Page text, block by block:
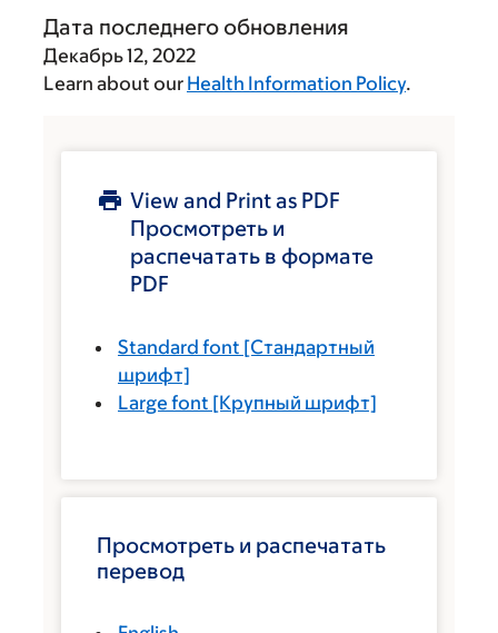
Дата последнего обновления
Декабрь 12, 2022
Learn about our Health Information Policy.
View and Print as PDF
Просмотреть и
распечатать в формате
PDF
Standard font [Стандартный
шрифт]
Large font [Крупный шрифт]
Просмотреть и распечатать
перевод